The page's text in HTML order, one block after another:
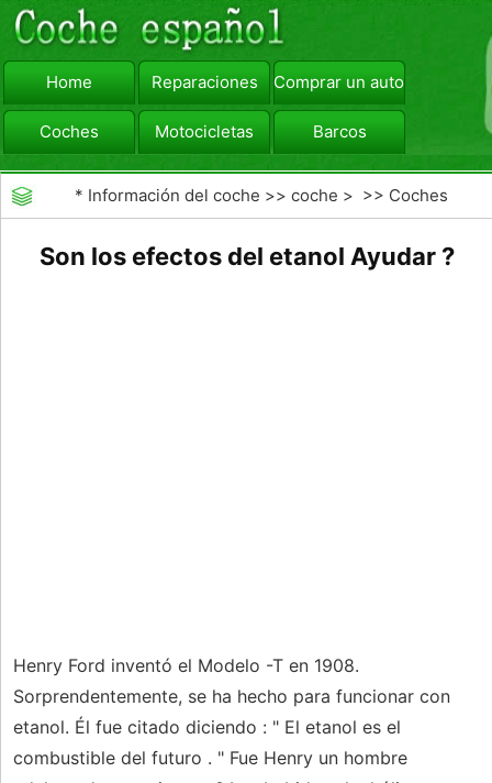
Home Reparaciones Comprar un automóvil
Coches Motocicletas Barcos
viajar Camiones
* Información del coche >>coche > >> Coches
Son los efectos del etanol Ayudar ?
Henry Ford inventó el Modelo -T en 1908.
Sorprendentemente, se ha hecho para funcionar con
etanol. Él fue citado diciendo : " El etanol es el
combustible del futuro . " Fue Henry un hombre